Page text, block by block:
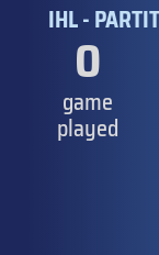
IHL -
0
game
played